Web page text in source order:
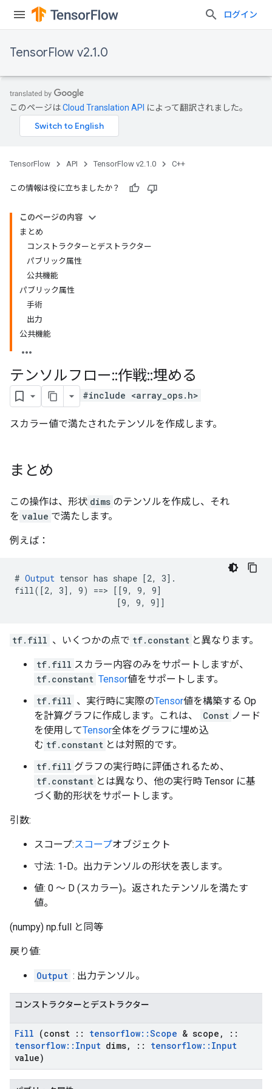
ログイン
TensorFlow v2.1.0
このページはCloud Translation API によって翻訳されました。
TensorFlow API TensorFlow v2.1.0 C++
この情報は役に立ちましたか？
このページの内容
まとめ
コンストラクターとデストラクター
パブリック属性
公共機能
パブリック属性
手術
出力
公共機能
テンソルフロー::作戦::埋める
#include <array_ops.h>
スカラー値で満たされたテンソルを作成します。
まとめ
この操作は、形状 dims のテンソルを作成し、それ
を value で満たします。
例えば：
# Output tensor has shape [2, 3].
fill([2, 3], 9) ==> [[9, 9, 9]
                     [9, 9, 9]]
tf.fill 、いくつかの点で tf.constant と異なります。
tf.fill スカラー内容のみをサポートしますが、
tf.constant Tensor値をサポートします。
tf.fill 、実行時に実際のTensor値を構築する Op
を計算グラフに作成します。これは、
Const ノード
を使用してTensor全体をグラフに埋め込
む tf.constant とは対照的です。
tf.fill グラフの実行時に評価されるため、
tf.constant とは異なり、他の実行時 Tensor に基
づく動的形状をサポートします。
引数:
スコープ:スコープオブジェクト
寸法: 1-D。出力テンソルの形状を表します。
値: 0 ～ D (スカラー)。返されたテンソルを満たす
値。
(numpy) np.full と同等
戻り値:
Output : 出力テンソル。
コンストラクターとデストラクター
Fill (const :: tensorflow::Scope & scope ,
::
tensorflow:: Input dims, :: tensorflow:: Input
value)